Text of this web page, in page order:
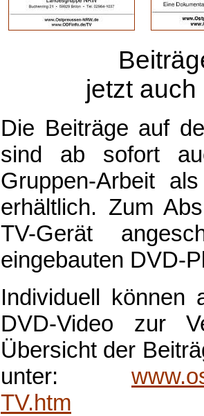
jetzt
Die Beiträge auf
sind ab sofort
Gruppen-Arbeit
erhältlich. Zum
TV-Gerät
eingebauten DVD-
Individuell können
DVD-Video zur
Übersicht der
unter:
TV.htm